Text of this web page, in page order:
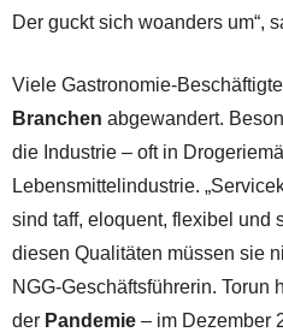
Der guckt sich woanders um“,
Viele Gastronomie-
Branchen abgewandert.
die Industrie – oft in
Lebensmittelindustrie.
sind taff, eloquent, flexibel und
diesen Qualitäten müssen sie
NGG-Geschäftsführerin. Torun
der Pandemie – im Dezember